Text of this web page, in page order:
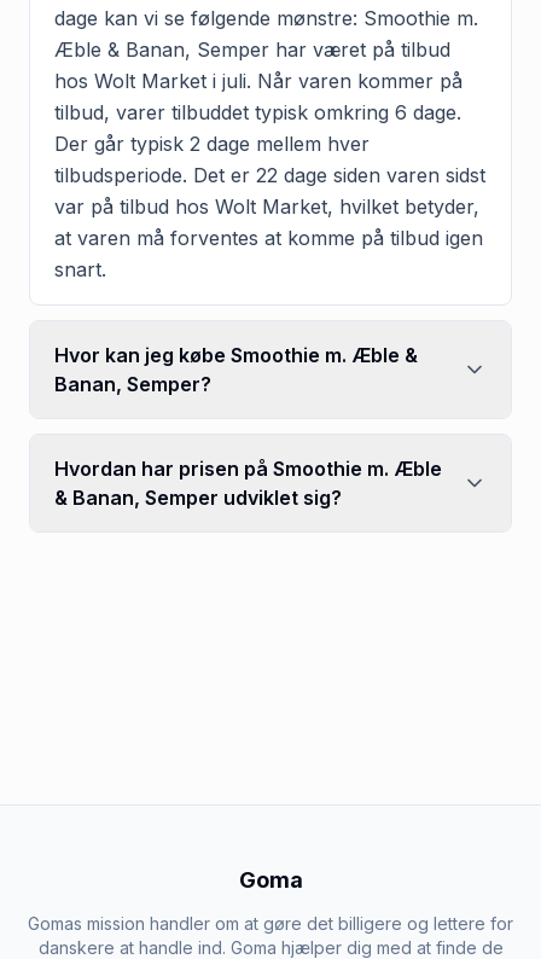
dage kan vi se følgende mønstre: Smoothie m.
Æble & Banan, Semper har været på tilbud
hos Wolt Market i juli. Når varen kommer på
tilbud, varer tilbuddet typisk omkring 6 dage.
Der går typisk 2 dage mellem hver
tilbudsperiode. Det er 22 dage siden varen sidst
var på tilbud hos Wolt Market, hvilket betyder,
at varen må forventes at komme på tilbud igen
snart.
Hvor kan jeg købe Smoothie m. Æble &
Banan, Semper?
Hvordan har prisen på Smoothie m. Æble
& Banan, Semper udviklet sig?
Goma
Gomas mission handler om at gøre det billigere og lettere for
danskere at handle ind. Goma hjælper dig med at finde de